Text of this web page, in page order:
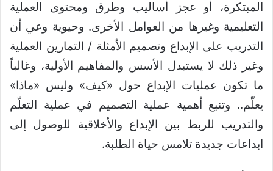
المبتكرة، أو عجز أساليب وطرق ومحتوى العملية
التعليمية وغيرها من العوامل الأخرى. وحيوية وعي أن
التدريب على الإبداع وتصميم الأمثلة / التمارين العملية
وغير ذلك لا يستبدل الأسس والمفاهيم الأولية، وغالباً
ما تكون عمليات الإبداع حول «كيف» وليس «ماذا»
يعلّم.. وتنبع أهمية عملية التصميم في عملية التعلّم
والتدريب للربط بين الإبداع والأخلاقية للوصول إلى
ابداعات جديدة تلامس حياة الطلبة.